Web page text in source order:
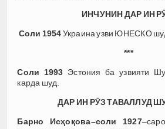
ИНЧУНИН ДАР ИН
Соли 1954Украина узви ЮНЕСКО
***
Соли 1993 Эстония ба узвияти
карда шуд.
ДАР ИН РӮЗ ТАВАЛЛУД
Барно Исҳоқова–соли 1927